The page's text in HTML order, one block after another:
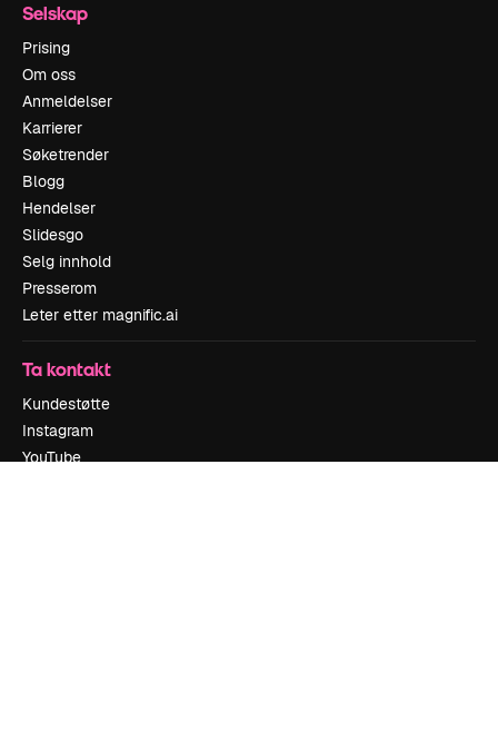
Selskap
Prising
Om oss
Anmeldelser
Karrierer
Søketrender
Blogg
Hendelser
Slidesgo
Selg innhold
Presserom
Leter etter magnific.ai
Ta kontakt
Kundestøtte
Instagram
YouTube